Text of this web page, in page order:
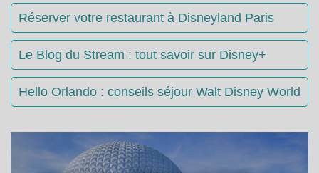
Réserver votre restaurant à Disneyland Paris
Le Blog du Stream : tout savoir sur Disney+
Hello Orlando : conseils séjour Walt Disney World